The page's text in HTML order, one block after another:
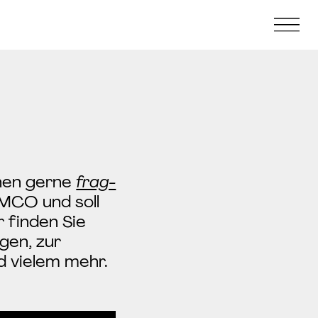
Presse
Newsletter
gernefrag-
und soll
finden Sie
zur
vielem mehr.